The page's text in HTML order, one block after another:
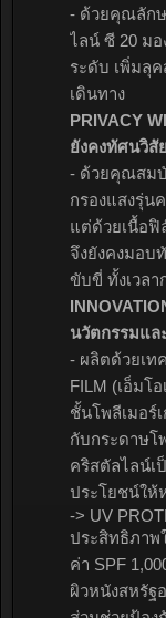
- ด้วยคุณลัก
ไลน์ ซี 20 ม
ระดับ เพิ่มลุ
เดินทาง
PRIVACY
ยังคงทัศนวิสั
- ด้วยคุณสมบั
กรองแสงรุ่น
แต่ด้วยเนื้อฟิ
จึงยังคงมอบ
ขับขี่ ทั้งเวลา
นวัตกรรมแล
- ผลิตด้วยเท
FILM (เอ็มโ
ชั้นโพลีเมอร์
กับกระดาษโ
คริสตัลไลน์
ประโยชน์ให้
-> UV
ประสิทธิภาพ
ค่า SPF
ผิวหนังสหรัฐ